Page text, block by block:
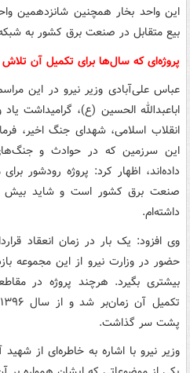
این واحد بخار همچنین شانزدهمین
بیع متقابل در صنعت برق کشور به
پروژه‌ای که سال‌ها برای تکمیل آن
عباس علی‌آبادی وزیر نیرو در این
اباعبدالله الحسین (ع)، گرامیداشت
انقلاب اسلامی، شهدای جنگ اخیر،
این سرزمین که در حوادث و
داده‌اند، اظهار کرد: پروژه رودشور
صنعت برق کشور است و شاید بیش
داشته‌ام.
وی افزود: یک بار در زمان انعقاد
حضور در وزارت نیرو از این مجموعه
بیشتری بگیرد. هرچند پروژه در
پشت سر گذاشت.
وزیر نیرو با اشاره به خاطره‌ای از